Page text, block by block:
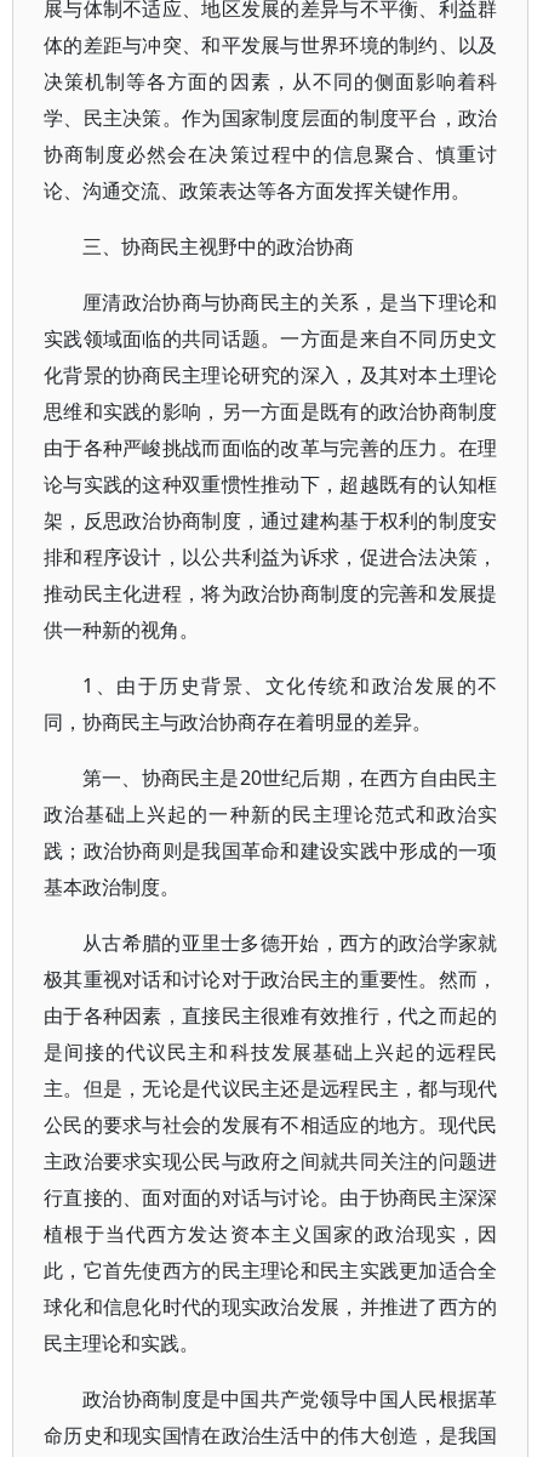
展与体制不适应、地区发展的差异与不平衡、利益群
体的差距与冲突、和平发展与世界环境的制约、以及
决策机制等各方面的因素，从不同的侧面影响着科
学、民主决策。作为国家制度层面的制度平台，政治
协商制度必然会在决策过程中的信息聚合、慎重讨
论、沟通交流、政策表达等各方面发挥关键作用。
三、协商民主视野中的政治协商
厘清政治协商与协商民主的关系，是当下理论和
实践领域面临的共同话题。一方面是来自不同历史文
化背景的协商民主理论研究的深入，及其对本土理论
思维和实践的影响，另一方面是既有的政治协商制度
由于各种严峻挑战而面临的改革与完善的压力。在理
论与实践的这种双重惯性推动下，超越既有的认知框
架，反思政治协商制度，通过建构基于权利的制度安
排和程序设计，以公共利益为诉求，促进合法决策，
推动民主化进程，将为政治协商制度的完善和发展提
供一种新的视角。
1、由于历史背景、文化传统和政治发展的不
同，协商民主与政治协商存在着明显的差异。
第一、协商民主是20世纪后期，在西方自由民主
政治基础上兴起的一种新的民主理论范式和政治实
践；政治协商则是我国革命和建设实践中形成的一项
基本政治制度。
从古希腊的亚里士多德开始，西方的政治学家就
极其重视对话和讨论对于政治民主的重要性。然而，
由于各种因素，直接民主很难有效推行，代之而起的
是间接的代议民主和科技发展基础上兴起的远程民
主。但是，无论是代议民主还是远程民主，都与现代
公民的要求与社会的发展有不相适应的地方。现代民
主政治要求实现公民与政府之间就共同关注的问题进
行直接的、面对面的对话与讨论。由于协商民主深深
植根于当代西方发达资本主义国家的政治现实，因
此，它首先使西方的民主理论和民主实践更加适合全
球化和信息化时代的现实政治发展，并推进了西方的
民主理论和实践。
政治协商制度是中国共产党领导中国人民根据革
命历史和现实国情在政治生活中的伟大创造，是我国